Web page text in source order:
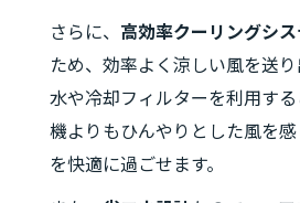
さらに、 高効率クーリングシス
ため、効率よく涼しい風を送り
水や冷却フィルターを利用す
機よりもひんやりとした風を
を快適に過ごせます。